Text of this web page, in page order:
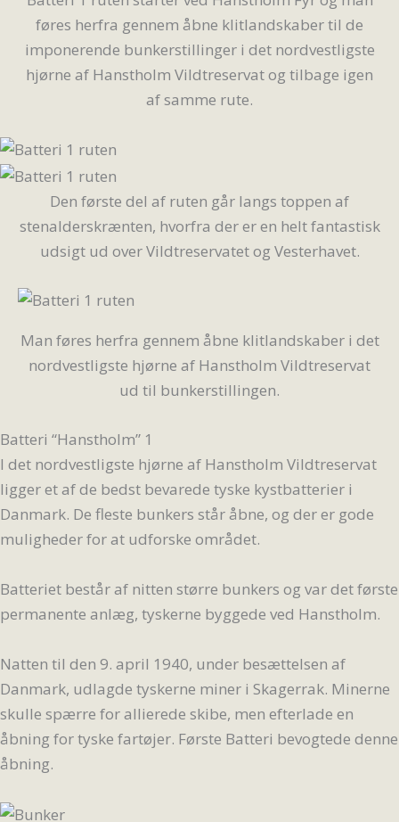
føres herfra gennem åbne klitlandskaber til de
imponerende bunkerstillinger i det nordvestligste
hjørne af Hanstholm Vildtreservat og tilbage igen
af samme rute.
Den første del af ruten går langs toppen af
stenalderskrænten, hvorfra der er en helt fantastisk
udsigt ud over Vildtreservatet og Vesterhavet.
Man føres herfra gennem åbne klitlandskaber i det
nordvestligste hjørne af Hanstholm Vildtreservat
ud til bunkerstillingen.
Batteri “Hanstholm” 1
I det nordvestligste hjørne af Hanstholm Vildtreservat
ligger et af de bedst bevarede tyske kystbatterier i
Danmark. De fleste bunkers står åbne, og der er gode
muligheder for at udforske området.
Batteriet består af nitten større bunkers og var det første
permanente anlæg, tyskerne byggede ved Hanstholm.
Natten til den 9. april 1940, under besættelsen af
Danmark, udlagde tyskerne miner i Skagerrak. Minerne
skulle spærre for allierede skibe, men efterlade en
åbning for tyske fartøjer. Første Batteri bevogtede denne
åbning.